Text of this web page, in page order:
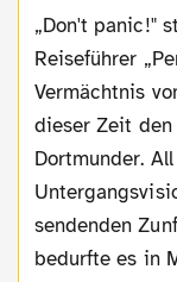
„Don't panic!" steht in großen Lettern auf dem
Reiseführer
Vermächtnis
dieser Zeit den
Dortmunder.
sendenden
bedurfte es in